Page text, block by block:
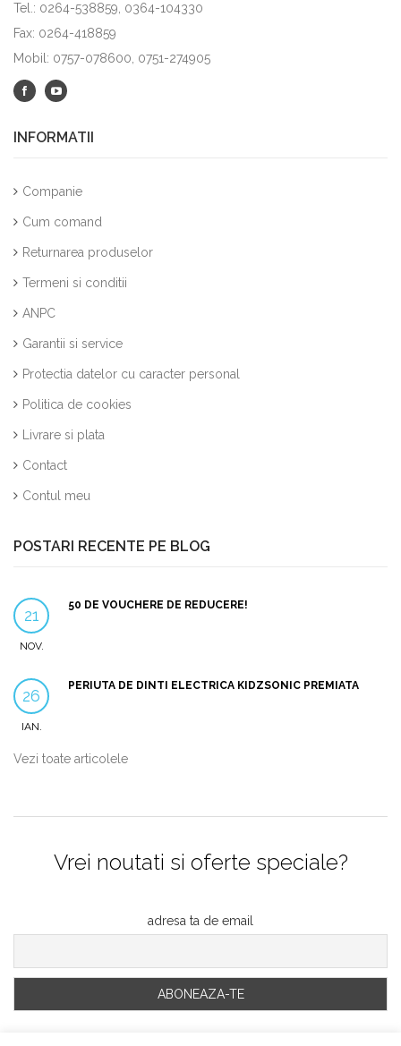
Tel.: 0264-538859, 0364-104330
Fax: 0264-418859
Mobil: 0757-078600, 0751-274905
INFORMATII
Companie
Cum comand
Returnarea produselor
Termeni si conditii
ANPC
Garantii si service
Protectia datelor cu caracter personal
Politica de cookies
Livrare si plata
Contact
Contul meu
POSTARI RECENTE PE BLOG
21
NOV.
50 DE VOUCHERE DE REDUCERE!
26
IAN.
PERIUTA DE DINTI ELECTRICA KIDZSONIC PREMIATA
Vezi toate articolele
Vrei noutati si oferte speciale?
adresa ta de email